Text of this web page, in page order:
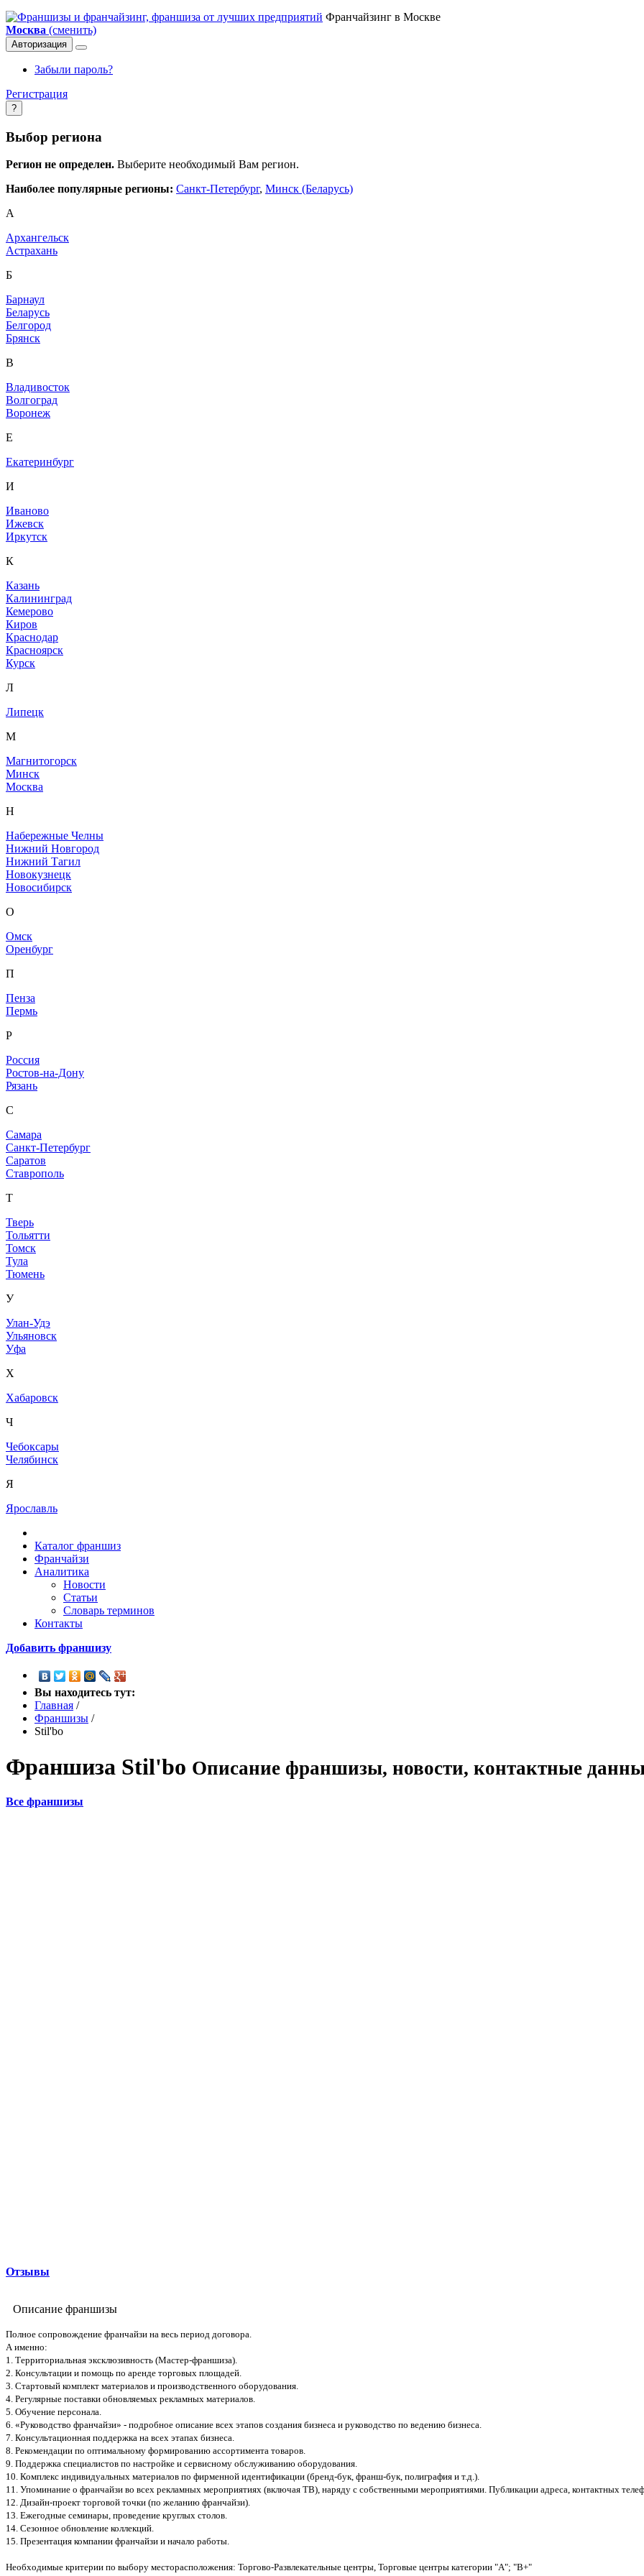
Франчайзинг в Москве
Москва (сменить)
Авторизация
Забыли пароль?
Регистрация
?
Выбор региона
Регион не определен. Выберите необходимый Вам регион.
Наиболее популярные регионы: Санкт-Петербург, Минск (Беларусь)
А
Архангельск
Астрахань
Б
Барнаул
Беларусь
Белгород
Брянск
В
Владивосток
Волгоград
Воронеж
Е
Екатеринбург
И
Иваново
Ижевск
Иркутск
К
Казань
Калининград
Кемерово
Киров
Краснодар
Красноярск
Курск
Л
Липецк
М
Магнитогорск
Минск
Москва
Н
Набережные Челны
Нижний Новгород
Нижний Тагил
Новокузнецк
Новосибирск
О
Омск
Оренбург
П
Пенза
Пермь
Р
Россия
Ростов-на-Дону
Рязань
С
Самара
Санкт-Петербург
Саратов
Ставрополь
Т
Тверь
Тольятти
Томск
Тула
Тюмень
У
Улан-Удэ
Ульяновск
Уфа
Х
Хабаровск
Ч
Чебоксары
Челябинск
Я
Ярославль
Каталог франшиз
Франчайзи
Аналитика
Новости
Статьи
Словарь терминов
Контакты
Добавить франшизу
Вы находитесь тут:
Главная /
Франшизы /
Stil'bo
Франшиза Stil'bo Описание франшизы, новости, контактные
Все франшизы
Отзывы
Описание франшизы
Полное сопровождение франчайзи на весь период договора.
А именно:
1. Территориальная эксклюзивность (Мастер-франшиза).
2. Консультации и помощь по аренде торговых площадей.
3. Стартовый комплект материалов и производственного оборудования.
4. Регулярные поставки обновляемых рекламных материалов.
5. Обучение персонала.
6. «Руководство франчайзи» - подробное описание всех этапов создания бизнеса и руководство по ведению бизнеса.
7. Консультационная поддержка на всех этапах бизнеса.
8. Рекомендации по оптимальному формированию ассортимента товаров.
9. Поддержка специалистов по настройке и сервисному обслуживанию оборудования.
10. Комплекс индивидуальных материалов по фирменной идентификации (бренд-бук, франш-бук, полиграфия и т.д.).
11. Упоминание о франчайзи во всех рекламных мероприятиях (включая ТВ), наряду с собственными мероприятиями. Публикации адреса, контактных
12. Дизайн-проект торговой точки (по желанию франчайзи).
13. Ежегодные семинары, проведение круглых столов.
14. Сезонное обновление коллекций.
15. Презентация компании франчайзи и начало работы.
Необходимые критерии по выбору месторасположения: Торгово-Развлекательные центры, Торговые центры категории "А"; "В+"